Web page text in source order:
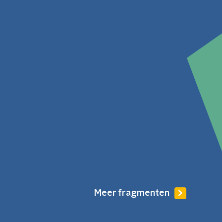
Meer fragmenten